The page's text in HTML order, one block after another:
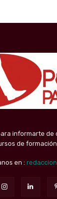
informarte
de
en :